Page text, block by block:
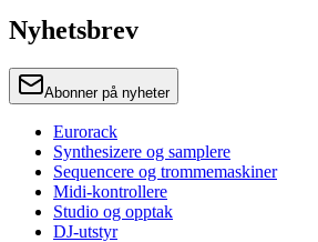
Nyhetsbrev
Abonner på nyheter
Eurorack
Synthesizere og samplere
Sequencere og trommemaskiner
Midi-kontrollere
Studio og opptak
DJ-utstyr